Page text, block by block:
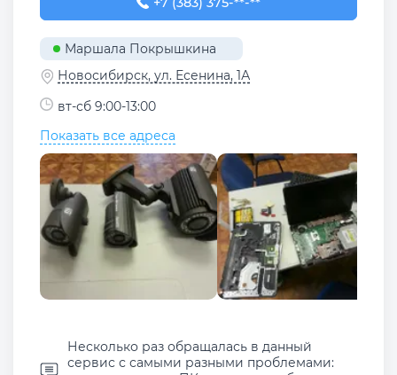
Маршала Покрышкина
Новосибирск, ул. Есенина, 1А
вт-сб 9:00-13:00
Показать все адреса
Несколько раз обращалась в данный
сервис с самыми разными проблемами: